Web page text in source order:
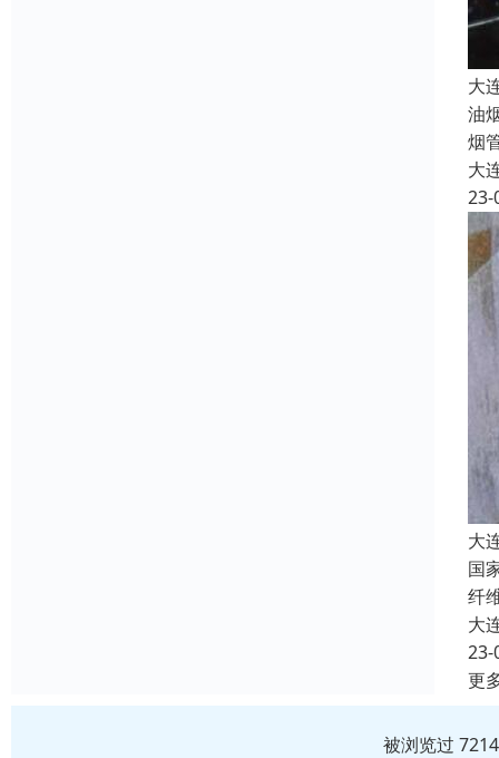
大
油
烟
大
23-
大
国
纤
大
23-
更
被浏览过